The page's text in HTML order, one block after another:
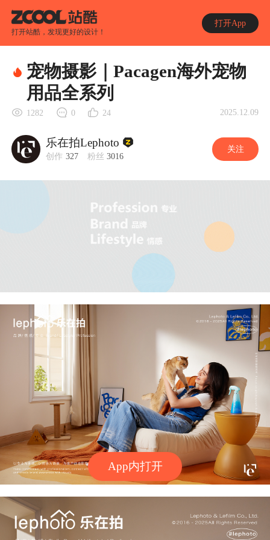
打开站酷，发现更好的设计！
打开App
App内打开
宠物摄影｜Pacagen海外宠物
用品全系列
1282 0 24 2025.12.09
乐在拍Lephoto
创作 327 粉丝 3016
关注